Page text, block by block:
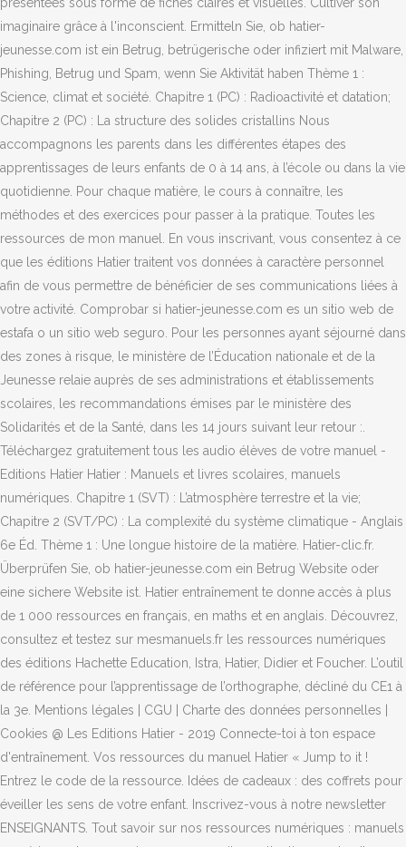
imaginaire grâce à l'inconscient. Ermitteln Sie, ob hatier-
jeunesse.com ist ein Betrug, betrügerische oder infiziert mit Malware,
Phishing, Betrug und Spam, wenn Sie Aktivität haben Thème 1 :
Science, climat et société. Chapitre 1 (PC) : Radioactivité et datation;
Chapitre 2 (PC) : La structure des solides cristallins Nous
accompagnons les parents dans les différentes étapes des
apprentissages de leurs enfants de 0 à 14 ans, à l’école ou dans la vie
quotidienne. Pour chaque matière, le cours à connaître, les
méthodes et des exercices pour passer à la pratique. Toutes les
ressources de mon manuel. En vous inscrivant, vous consentez à ce
que les éditions Hatier traitent vos données à caractère personnel
afin de vous permettre de bénéficier de ses communications liées à
votre activité. Comprobar si hatier-jeunesse.com es un sitio web de
estafa o un sitio web seguro. Pour les personnes ayant séjourné dans
des zones à risque, le ministère de l’Éducation nationale et de la
Jeunesse relaie auprès de ses administrations et établissements
scolaires, les recommandations émises par le ministère des
Solidarités et de la Santé, dans les 14 jours suivant leur retour :.
Téléchargez gratuitement tous les audio élèves de votre manuel -
Editions Hatier Hatier : Manuels et livres scolaires, manuels
numériques. Chapitre 1 (SVT) : L’atmosphère terrestre et la vie;
Chapitre 2 (SVT/PC) : La complexité du système climatique - Anglais
6e Éd. Thème 1 : Une longue histoire de la matière. Hatier-clic.fr.
Überprüfen Sie, ob hatier-jeunesse.com ein Betrug Website oder
eine sichere Website ist. Hatier entraînement te donne accès à plus
de 1 000 ressources en français, en maths et en anglais. Découvrez,
consultez et testez sur mesmanuels.fr les ressources numériques
des éditions Hachette Education, Istra, Hatier, Didier et Foucher. L’outil
de référence pour l’apprentissage de l’orthographe, décliné du CE1 à
la 3e. Mentions légales | CGU | Charte des données personnelles |
Cookies @ Les Editions Hatier - 2019 Connecte-toi à ton espace
d'entraînement. Vos ressources du manuel Hatier « Jump to it !
Entrez le code de la ressource. Idées de cadeaux : des coffrets pour
éveiller les sens de votre enfant. Inscrivez-vous à notre newsletter
ENSEIGNANTS. Tout savoir sur nos ressources numériques : manuels